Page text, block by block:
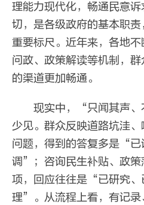
理能力现代化，畅通民意
切，是各级政府的基本职
重要标尺。近年来，各地
问政、政策解读等机制，
的渠道更加畅通。
现实中，“只闻其声、
少见。群众反映道路坑洼
问题，得到的答复多是“已
调”；咨询民生补贴、政策
项，回应往往是“已研究、
理”。从流程上看，有记录